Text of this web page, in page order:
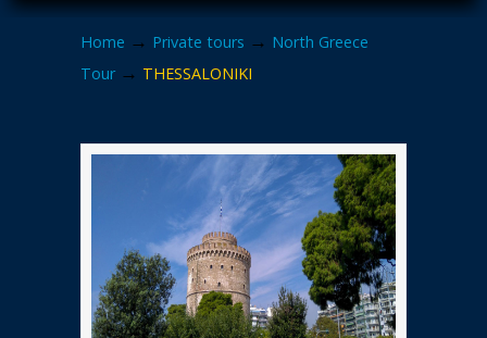
Home → Private tours → North Greece
Tour→ THESSALONIKI